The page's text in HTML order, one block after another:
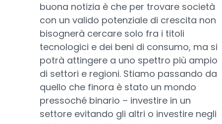
buona notizia è che per trovare società
con un valido potenziale di crescita non
bisognerà cercare solo fra i titoli
tecnologici e dei beni di consumo, ma si
potrà attingere a uno spettro più ampio
di settori e regioni. Stiamo passando da
quello che finora è stato un mondo
pressoché binario – investire in un
settore evitando gli altri o investire negli